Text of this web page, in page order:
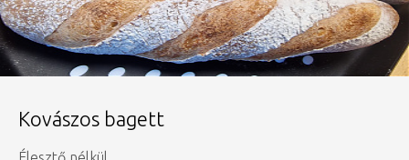
Kovászos bagett